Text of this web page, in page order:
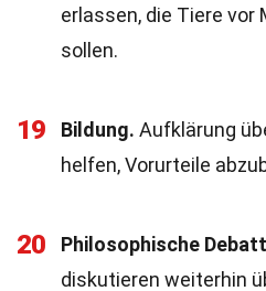
erlassen, die Tiere
sollen.
19 Bildung. Aufklärung
helfen, Vorurteile
20 Philosophische
diskutieren weiterhin